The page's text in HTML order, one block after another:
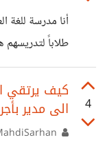
والأكثر قوة
الجهود
ويفتح آفاقًا
أنا مدرسة للغة
طلاباً
من الممكن ان
عام و5 سنوات في التدريس اونلاين
4
كيف يرتقي
الى مدير